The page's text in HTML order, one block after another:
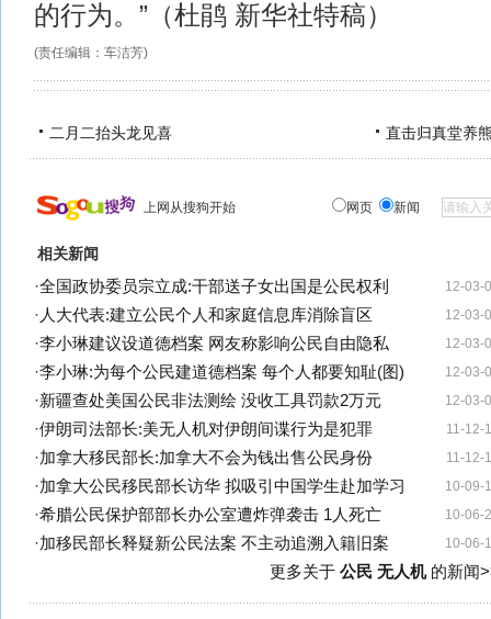
的行为。”（杜鹃 新华社特稿）
(责任编辑：车洁芳)
二月二抬头龙见喜 直击归真堂养
上网从搜狗开始 网页 新闻
相关新闻
12-03-
·全国政协委员宗立成:干部送子女出国是公民权利
12-03-
· 人大代表:建立公民个人和家庭信息库消除盲区
12-03-
·李小琳建议设道德档案 网友称影响公民自由隐私
12-03-
·李小琳:为每个公民建道德档案 每个人都要知耻(图)
12-03-
·新疆查处美国公民非法测绘 没收工具罚款2万元
11-12-
·伊朗司法部长:美无人机对伊朗间谍行为是犯罪
11-12-
·加拿大移民部长:加拿大不会为钱出售公民身份
10-09-
·加拿大公民移民部长访华 拟吸引中国学生赴加学习
10-06-
·希腊公民保护部部长办公室遭炸弹袭击 1人死亡
10-06-
·加移民部长释疑新公民法案 不主动追溯入籍旧案
更多关于 公民 无人机的新闻